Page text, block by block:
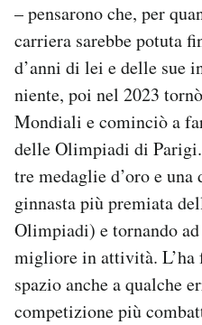
– pensarono che, per
carriera sarebbe potuta
d’anni di lei e delle sue
niente, poi nel 2023
Mondiali e cominciò a
delle Olimpiadi di
tre medaglie d’oro e una
ginnasta più premiata
Olimpiadi) e tornando
migliore in attività. L’ha
spazio anche a qualche
competizione più